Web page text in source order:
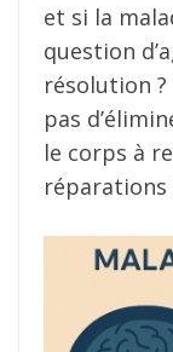
et si la
question
résolution
pas
le corps à
réparations